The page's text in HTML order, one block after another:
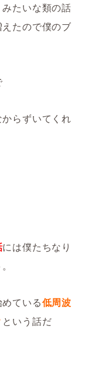
みたいな類の話
たので僕のブ
らずいてくれ
には僕たちなり
ている低周波
という話だ